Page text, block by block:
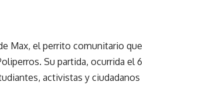
Max, el perrito comunitario que
Su partida, ocurrida el 6
activistas y ciudadanos